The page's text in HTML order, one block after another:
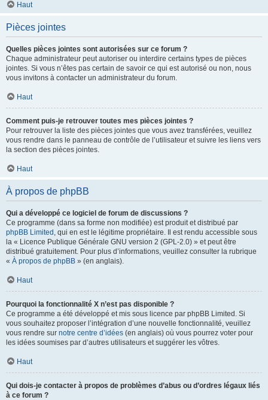
Haut
Pièces jointes
Quelles pièces jointes sont autorisées sur ce forum ?
Chaque administrateur peut autoriser ou interdire certains types de pièces
jointes. Si vous n’êtes pas certain de savoir ce qui est autorisé ou non, nous
vous invitons à contacter un administrateur du forum.
Haut
Comment puis-je retrouver toutes mes pièces jointes ?
Pour retrouver la liste des pièces jointes que vous avez transférées, veuillez
vous rendre dans le panneau de contrôle de l’utilisateur et suivre les liens vers
la section des pièces jointes.
Haut
À propos de phpBB
Qui a développé ce logiciel de forum de discussions ?
Ce programme (dans sa forme non modifiée) est produit et distribué par
phpBB Limited , qui en est le légitime propriétaire. Il est rendu accessible sous
la « Licence Publique Générale GNU version 2 (GPL-2.0) » et peut être
distribué gratuitement. Pour plus d’informations, veuillez consulter la rubrique
« À propos de phpBB » (en anglais).
Haut
Pourquoi la fonctionnalité X n’est pas disponible ?
Ce programme a été développé et mis sous licence par phpBB Limited. Si
vous souhaitez proposer l’intégration d’une nouvelle fonctionnalité, veuillez
vous rendre sur notre centre d’idées (en anglais) où vous pourrez voter pour
les idées soumises par d’autres utilisateurs et suggérer les vôtres.
Haut
Qui dois-je contacter à propos de problèmes d’abus ou d’ordres légaux liés
à ce forum ?